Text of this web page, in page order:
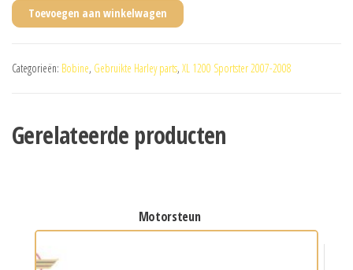
Toevoegen aan winkelwagen
Categorieën: Bobine, Gebruikte Harley parts, XL 1200 Sportster 2007-2008
Gerelateerde producten
motorsteun